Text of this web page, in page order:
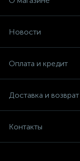
Новости
Оплата и кредит
Доставка и возврат
Контакты